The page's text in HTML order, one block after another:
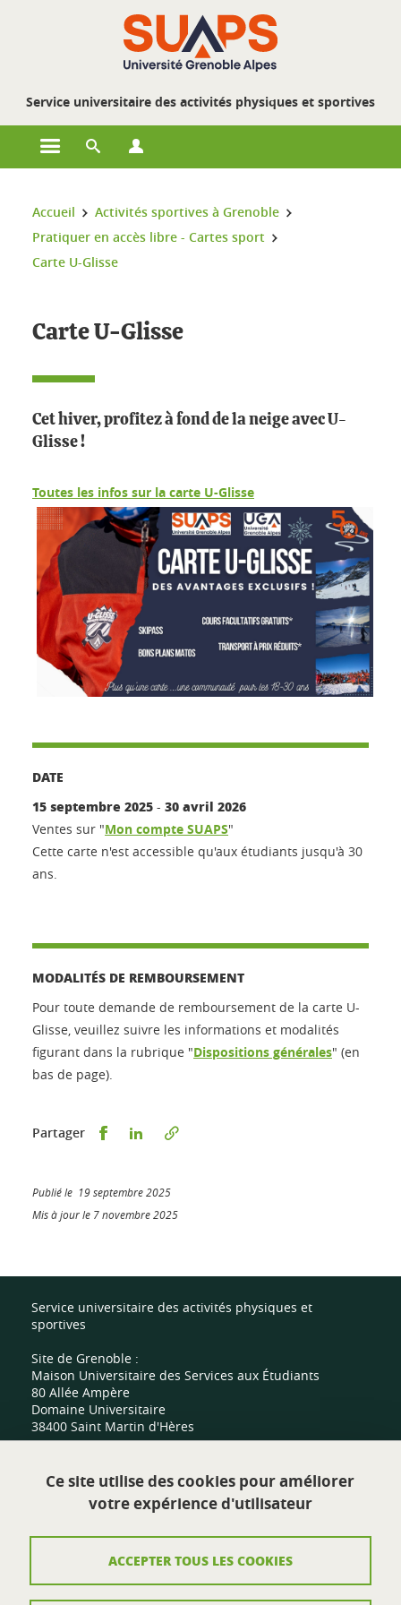
Service universitaire des activités physiques et sportives
Ouvrir le menu principal
Ouvrir le moteur de recherche
Vous êtes ici :
Accueil
Activités sportives à Grenoble
Pratiquer en accès libre - Cartes sport
Carte U-Glisse
Carte U-Glisse
Cet hiver, profitez à fond de la neige avec U-
Glisse !
Toutes les infos sur la carte U-Glisse
DATE
15 septembre 2025 - 30 avril 2026
Ventes sur "Mon compte SUAPS"
Cette carte n'est accessible qu'aux étudiants jusqu'à 30
ans.
MODALITÉS DE REMBOURSEMENT
Pour toute demande de remboursement de la carte U-
Glisse, veuillez suivre les informations et modalités
figurant dans la rubrique "Dispositions générales" (en
bas de page).
Partager Partager sur Facebook
Partager sur LinkedIn
Publié le 19 septembre 2025
Mis à jour le 7 novembre 2025
Service universitaire des activités physiques et
sportives
Site de Grenoble :
Maison Universitaire des Services aux Étudiants
80 Allée Ampère
Domaine Universitaire
38400 Saint Martin d'Hères
Site de Valence :
Centre sportif universitaire
Route de Malissard
Contact
Ce site utilise des cookies pour améliorer
votre expérience d'utilisateur
ACCEPTER TOUS LES COOKIES